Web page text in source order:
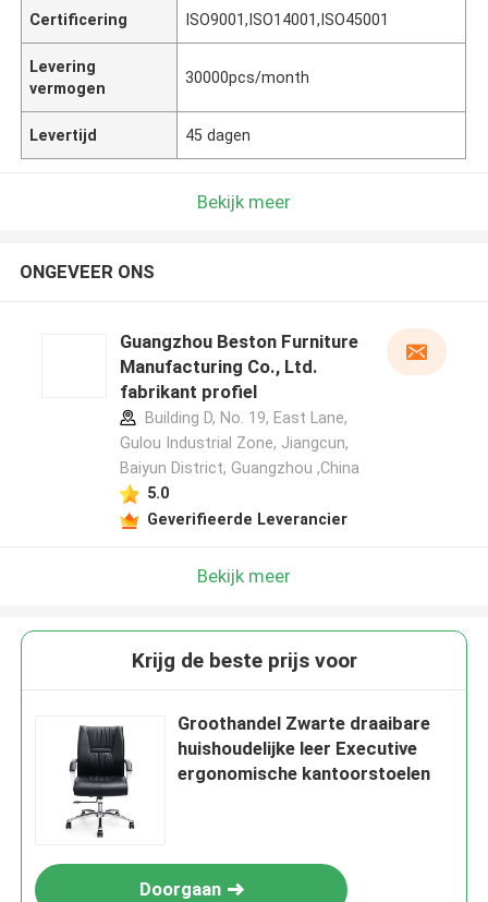
Certificering ISO9001,ISO14001,ISO45001
Levering
vermogen
30000pcs/month
Levertijd 45 dagen
Bekijk meer
ONGEVEER ONS
Guangzhou Beston Furniture
Manufacturing Co., Ltd.
fabrikant profiel
Building D, No. 19, East Lane,
Gulou Industrial Zone, Jiangcun,
Baiyun District, Guangzhou ,China
5.0
Geverifieerde Leverancier
Bekijk meer
Krijg de beste prijs voor
Groothandel Zwarte draaibare
huishoudelijke leer Executive
ergonomische kantoorstoelen
Doorgaan